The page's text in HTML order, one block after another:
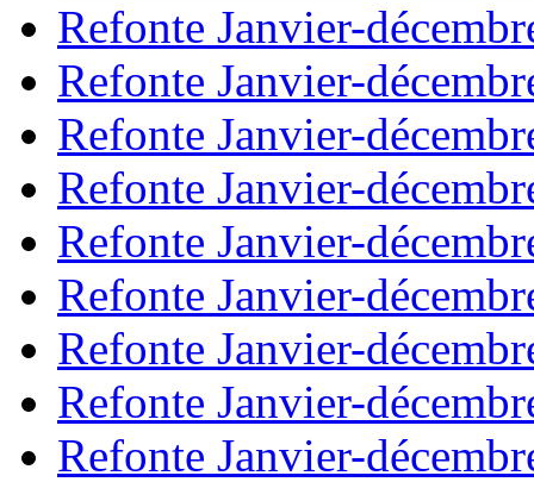
Refonte Janvier-
Refonte Janvier-
Refonte Janvier-
Refonte Janvier-
Refonte Janvier-
Refonte Janvier-
Refonte Janvier-
Refonte Janvier-
Refonte Janvier-